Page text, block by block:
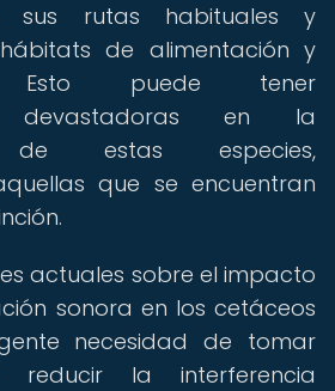
sus rutas habituales y
de alimentación y
Esto puede tener
devastadoras en la
de estas especies,
que se encuentran
actuales sobre el impacto
sonora en los cetáceos
necesidad de tomar
reducir la interferencia